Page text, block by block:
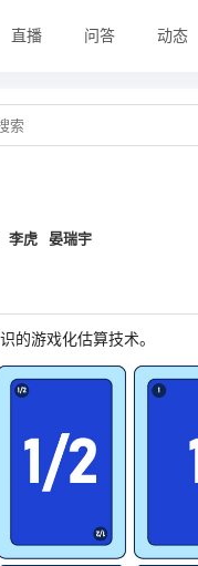
直播 问答 动态
李虎 晏瑞宇
的游戏化估算技术。